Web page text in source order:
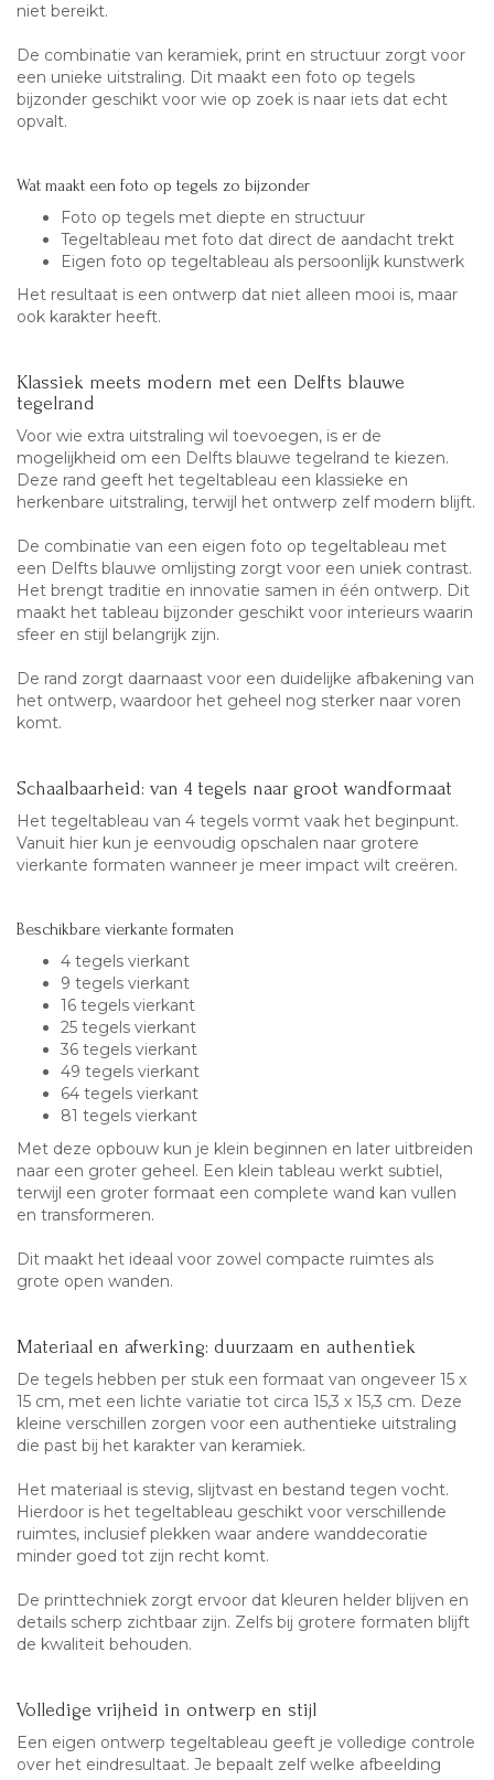
niet bereikt.
De combinatie van keramiek, print en structuur zorgt voor
een unieke uitstraling. Dit maakt een foto op tegels
bijzonder geschikt voor wie op zoek is naar iets dat echt
opvalt.
Wat maakt een foto op tegels zo bijzonder
Foto op tegels met diepte en structuur
Tegeltableau met foto dat direct de aandacht trekt
Eigen foto op tegeltableau als persoonlijk kunstwerk
Het resultaat is een ontwerp dat niet alleen mooi is, maar
ook karakter heeft.
Klassiek meets modern met een Delfts blauwe
tegelrand
Voor wie extra uitstraling wil toevoegen, is er de
mogelijkheid om een Delfts blauwe tegelrand te kiezen.
Deze rand geeft het tegeltableau een klassieke en
herkenbare uitstraling, terwijl het ontwerp zelf modern blijft.
De combinatie van een eigen foto op tegeltableau met
een Delfts blauwe omlijsting zorgt voor een uniek contrast.
Het brengt traditie en innovatie samen in één ontwerp. Dit
maakt het tableau bijzonder geschikt voor interieurs waarin
sfeer en stijl belangrijk zijn.
De rand zorgt daarnaast voor een duidelijke afbakening van
het ontwerp, waardoor het geheel nog sterker naar voren
komt.
Schaalbaarheid: van 4 tegels naar groot wandformaat
Het tegeltableau van 4 tegels vormt vaak het beginpunt.
Vanuit hier kun je eenvoudig opschalen naar grotere
vierkante formaten wanneer je meer impact wilt creëren.
Beschikbare vierkante formaten
4 tegels vierkant
9 tegels vierkant
16 tegels vierkant
25 tegels vierkant
36 tegels vierkant
49 tegels vierkant
64 tegels vierkant
81 tegels vierkant
Met deze opbouw kun je klein beginnen en later uitbreiden
naar een groter geheel. Een klein tableau werkt subtiel,
terwijl een groter formaat een complete wand kan vullen
en transformeren.
Dit maakt het ideaal voor zowel compacte ruimtes als
grote open wanden.
Materiaal en afwerking: duurzaam en authentiek
De tegels hebben per stuk een formaat van ongeveer 15 x
15 cm, met een lichte variatie tot circa 15,3 x 15,3 cm. Deze
kleine verschillen zorgen voor een authentieke uitstraling
die past bij het karakter van keramiek.
Het materiaal is stevig, slijtvast en bestand tegen vocht.
Hierdoor is het tegeltableau geschikt voor verschillende
ruimtes, inclusief plekken waar andere wanddecoratie
minder goed tot zijn recht komt.
De printtechniek zorgt ervoor dat kleuren helder blijven en
details scherp zichtbaar zijn. Zelfs bij grotere formaten blijft
de kwaliteit behouden.
Volledige vrijheid in ontwerp en stijl
Een eigen ontwerp tegeltableau geeft je volledige controle
over het eindresultaat. Je bepaalt zelf welke afbeelding